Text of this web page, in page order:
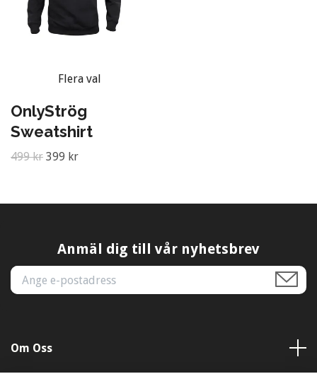
Flera val
OnlyStrög
Sweatshirt
499 kr 399 kr
Anmäl dig till vår nyhetsbrev
Om Oss